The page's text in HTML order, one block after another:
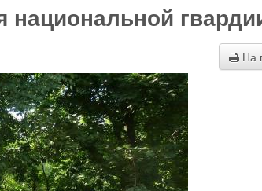
национальной
На